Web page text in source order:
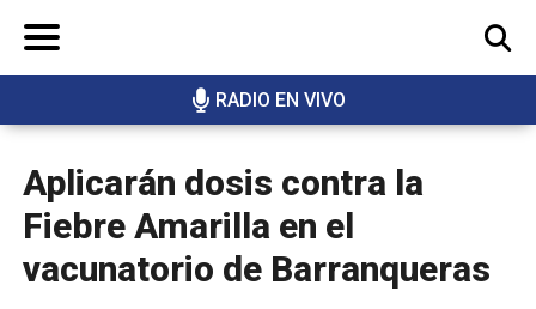
RADIO EN VIVO
BUSCAR
Aplicarán dosis contra la
Fiebre Amarilla en el
vacunatorio de Barranqueras